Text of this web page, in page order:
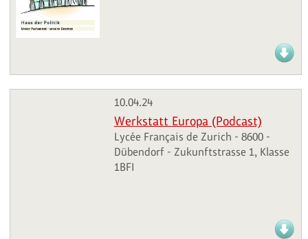
10.04.24
Werkstatt Europa (Podcast)
Lycée Français de Zurich - 8600 -
Dübendorf - Zukunftstrasse 1, Klasse
1BFI